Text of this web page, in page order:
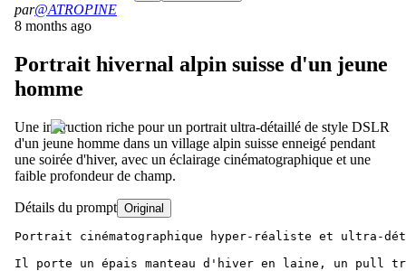
par@ATROPINE
8 months ago
Portrait hivernal alpin suisse d'un jeune
homme
Une instruction riche pour un portrait ultra-détaillé de style DSLR
d'un jeune homme dans un village alpin suisse enneigé pendant
une soirée d'hiver, avec un éclairage cinématographique et une
faible profondeur de champ.
Détails du prompt Original
Portrait cinématographique hyper-réaliste et ultra-
Il porte un épais manteau d'hiver en laine, un pull